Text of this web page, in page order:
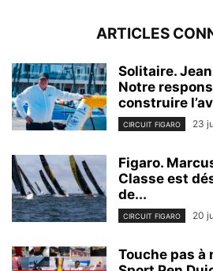
ARTICLES
Solitaire.
Notre
construire
CIRCUIT FIGARO 23
Figaro.
Classe est
de...
CIRCUIT FIGARO 20
Touche pas à